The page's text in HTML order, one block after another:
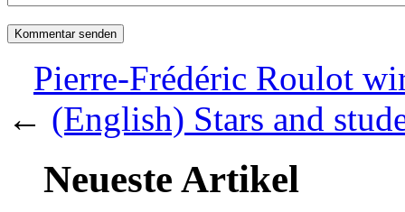
Pierre-Frédéric Roulot
← (English) Stars and
Neueste Artikel